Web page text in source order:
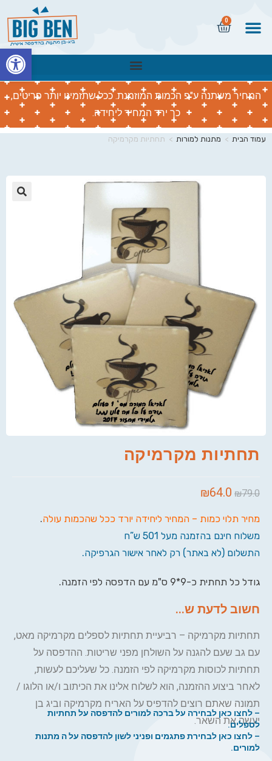
0
המחיר משתנה ע"פ הכמות המוזמנת. ככל שתזמינו יותר פריטים,
כך ירד המחיר ליחידה.
עמוד הבית > מתנות למורות > תחתיות מקרמיקה
תחתיות מקרמיקה
₪79.0
₪64.0
מחיר תלוי כמות – המחיר ליחידה יורד ככל שהכמות עולה.
משלוח חינם בהזמנה מעל 501 ש”ח
התשלום (לא באתר) רק לאחר אישור הגרפיקה.
גודל כל תחתית כ-9*9 ס"מ עם הדפסה לפי הזמנה.
חשוב לדעת ש...
תחתיות מקרמיקה – רביעיית תחתיות לספלים מקרמיקה מאט,
עם גב שעם להגנה על השולחן מפני שריטות. ההדפסה על
תחתיות לכוסות מקרמיקה לפי הזמנה. כל שעליכם לעשות,
לאחר ביצוע ההזמנה, הוא לשלוח אלינו את הכיתוב ו/או הלוגו /
תמונה שאתם רוצים להדפיס על האריח מקרמיקה וביג בן
יעשה את השאר.
– לחצו כאן לבחירה על ברכה למורים להדפסה על תחתיות
לספלים.
– לחצו כאן לבחירת פתגמים ופניני לשון להדפסה על ה מתנות
למורים.